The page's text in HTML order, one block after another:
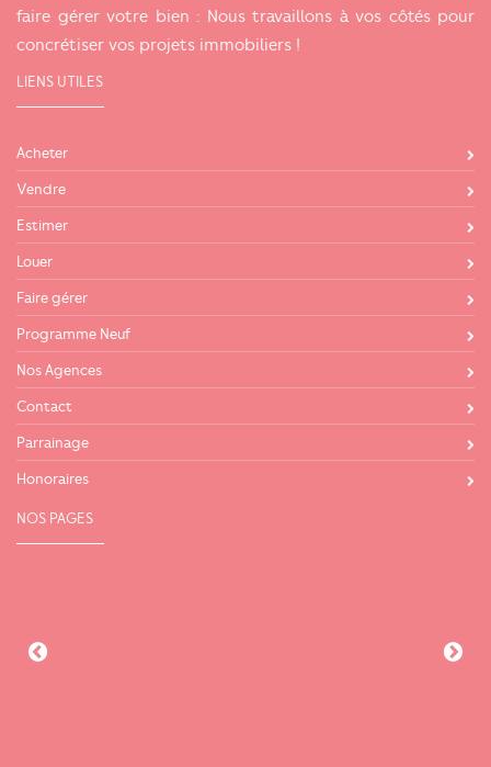
faire gérer votre bien : Nous travaillons à vos côtés pour
concrétiser vos projets immobiliers !
LIENS UTILES
Acheter
Vendre
Estimer
Louer
Faire gérer
Programme Neuf
Nos Agences
Contact
Parrainage
Honoraires
NOS PAGES